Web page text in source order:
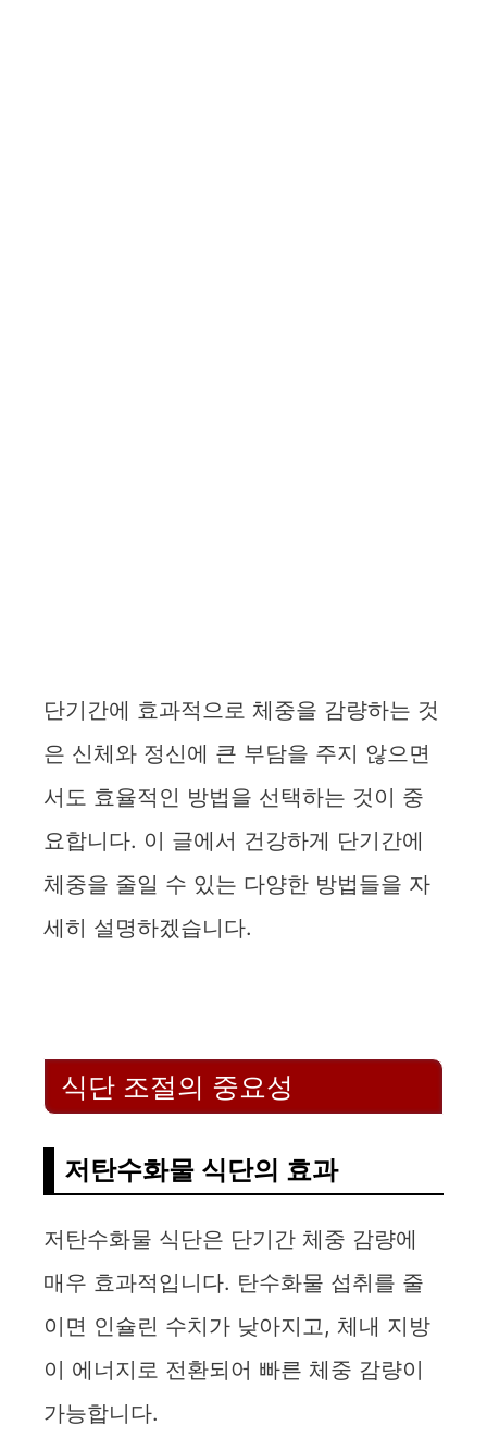
단기간에 효과적으로 체중을 감량하는 것
은 신체와 정신에 큰 부담을 주지 않으면
서도 효율적인 방법을 선택하는 것이 중
요합니다. 이 글에서 건강하게 단기간에
체중을 줄일 수 있는 다양한 방법들을 자
세히 설명하겠습니다.
식단 조절의 중요성
저탄수화물 식단의 효과
저탄수화물 식단은 단기간 체중 감량에
매우 효과적입니다. 탄수화물 섭취를 줄
이면 인슐린 수치가 낮아지고, 체내 지방
이 에너지로 전환되어 빠른 체중 감량이
가능합니다.